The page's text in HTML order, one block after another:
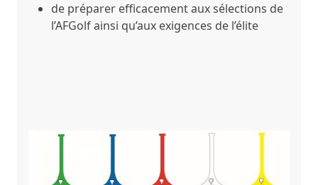
de préparer efficacement aux sélections de
l’AFGolf ainsi qu’aux exigences de l’élite